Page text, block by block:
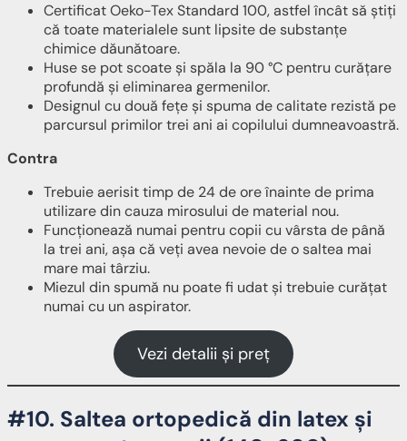
Certificat Oeko-Tex Standard 100, astfel încât să știți
că toate materialele sunt lipsite de substanțe
chimice dăunătoare.
Huse se pot scoate și spăla la 90 °C pentru curățare
profundă și eliminarea germenilor.
Designul cu două fețe și spuma de calitate rezistă pe
parcursul primilor trei ani ai copilului dumneavoastră.
Contra
Trebuie aerisit timp de 24 de ore înainte de prima
utilizare din cauza mirosului de material nou.
Funcționează numai pentru copii cu vârsta de până
la trei ani, așa că veți avea nevoie de o saltea mai
mare mai târziu.
Miezul din spumă nu poate fi udat și trebuie curățat
numai cu un aspirator.
Vezi detalii și preț
#10. Saltea ortopedică din latex și